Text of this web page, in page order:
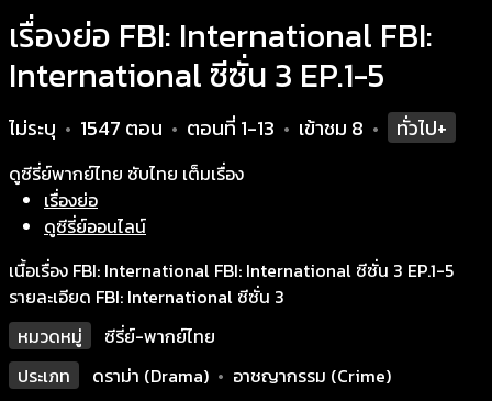
เรื่องย่อ FBI: International FBI:
International ซีซั่น 3 EP.1-5
ไม่ระบุ • 1547 ตอน • ตอนที่ 1-13 • เข้าชม 8 • ทั่วไป+
ดูซีรี่ย์พากย์ไทย ซับไทย เต็มเรื่อง
เรื่องย่อ
ดูซีรี่ย์ออนไลน์
เนื้อเรื่อง FBI: International FBI: International ซีซั่น 3 EP.1-5
รายละเอียด FBI: International ซีซั่น 3
หมวดหมู่
ซีรี่ย์-พากย์ไทย
ประเภท
ดราม่า (Drama) • อาชญากรรม (Crime)